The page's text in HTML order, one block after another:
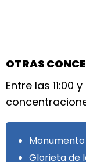
OTRAS
Entre las 11:00
Glorieta de